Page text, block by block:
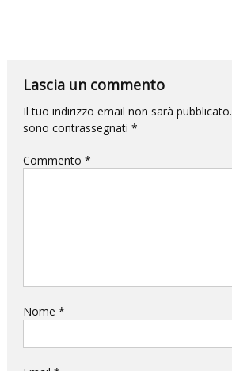
per
questa
volta
l’impatto
Lascia un commento
Il tuo indirizzo email non sarà pubblicato.
sono contrassegnati *
Commento *
Nome *